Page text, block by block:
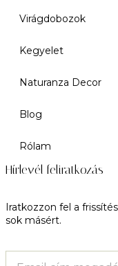
Virágdobozok
Kegyelet
Naturanza Decor
Blog
Rólam
Hírlevél feliratkozás
Iratkozzon fel a
sok másért.